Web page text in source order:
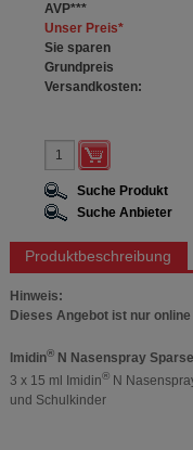
AVP***
Unser Preis*
Sie sparen
Grundpreis
Versandkosten:
Suche Produkt
Suche Anbieter
Produktbeschreibung
Hinweis:
Dieses Angebot ist nur
Imidin®N Nasenspray
3 x 15 ml Imidin®N
und Schulkinder